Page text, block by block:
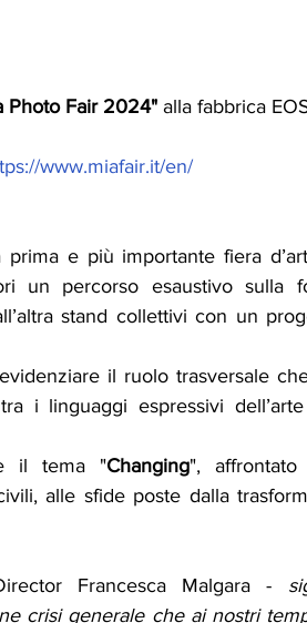
Photo Fair 2024" alla fabbrica
www.miafair.it/en/
e più importante fiera
un percorso esaustivo sulla
stand collettivi con un
il ruolo trasversale
i linguaggi espressivi
il tema "Changing", affrontato
alle sfide poste dalla
Francesca Malgara -
crisi generale che ai nostri